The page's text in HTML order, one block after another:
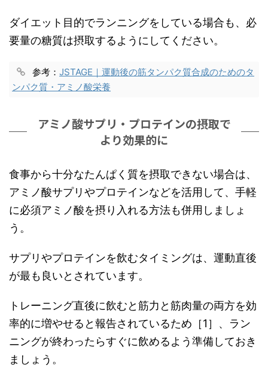
ダイエット目的でランニングをしている場合も、必
要量の糖質は摂取するようにしてください。
参考： JSTAGE｜運動後の筋タンパク質合成のためのタ
ンパク質・アミノ酸栄養
アミノ酸サプリ・プロテインの摂取で
より効果的に
食事から十分なたんぱく質を摂取できない場合は、
アミノ酸サプリやプロテインなどを活用して、手軽
に必須アミノ酸を摂り入れる方法も併用しましょ
う。
サプリやプロテインを飲むタイミングは、運動直後
が最も良いとされています。
トレーニング直後に飲むと筋力と筋肉量の両方を効
率的に増やせると報告されているため［1］、ラン
ニングが終わったらすぐに飲めるよう準備しておき
ましょう。